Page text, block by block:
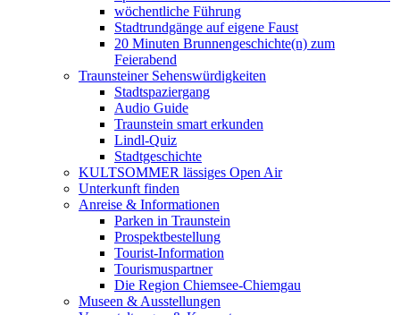
wöchentliche Führung
Stadtrundgänge auf eigene Faust
20 Minuten Brunnengeschichte(n) zum
Feierabend
Traunsteiner Sehenswürdigkeiten
Stadtspaziergang
Audio Guide
Traunstein smart erkunden
Lindl-Quiz
Stadtgeschichte
KULTSOMMER lässiges Open Air
Unterkunft finden
Anreise & Informationen
Parken in Traunstein
Prospektbestellung
Tourist-Information
Tourismuspartner
Die Region Chiemsee-Chiemgau
Museen & Ausstellungen